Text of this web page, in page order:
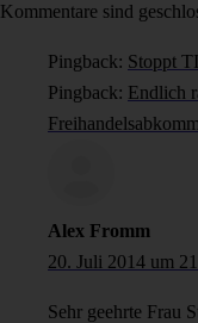
Kommentare sind
Pingback: Stoppt
Pingback: Endlich
Alex Fromm
20. Juli 2014 um
Sehr geehrte Frau